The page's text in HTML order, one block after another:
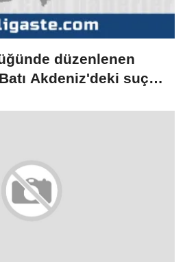
düzenlenen
Akdeniz'deki suç